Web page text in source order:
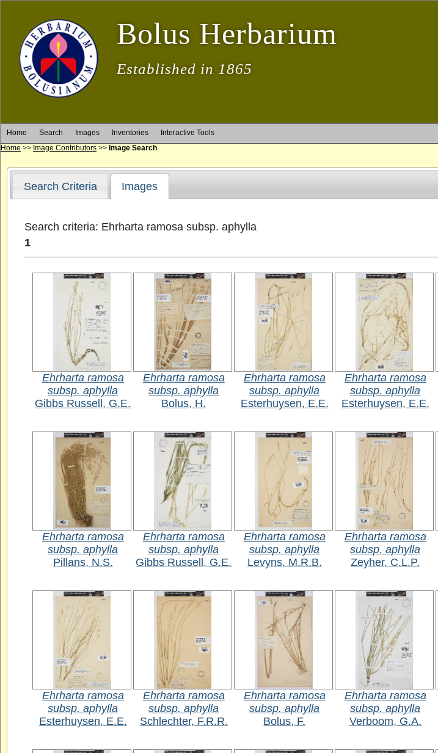
Bolus Herbarium
Established in 1865
Home Search Images Inventories
Interactive Tools
Home >> Image Contributors >> Image Search
Search Criteria Images
Search criteria: Ehrharta ramosa subsp. aphylla
1
Ehrharta ramosa
subsp. aphylla
Gibbs Russell, G.E.
Ehrharta ramosa
subsp. aphylla
Bolus, H.
Ehrharta ramosa
subsp. aphylla
Esterhuysen, E.E.
Ehrharta ramosa
subsp. aphylla
Esterhuysen, E.E.
Ehrharta ramosa
subsp. aphylla
Pillans, N.S.
Ehrharta ramosa
subsp. aphylla
Gibbs Russell, G.E.
Ehrharta ramosa
subsp. aphylla
Levyns, M.R.B.
Ehrharta ramosa
subsp. aphylla
Zeyher, C.L.P.
Ehrharta ramosa
subsp. aphylla
Esterhuysen, E.E.
Ehrharta ramosa
subsp. aphylla
Schlechter, F.R.R.
Ehrharta ramosa
subsp. aphylla
Bolus, F.
Ehrharta ramosa
subsp. aphylla
Verboom, G.A.